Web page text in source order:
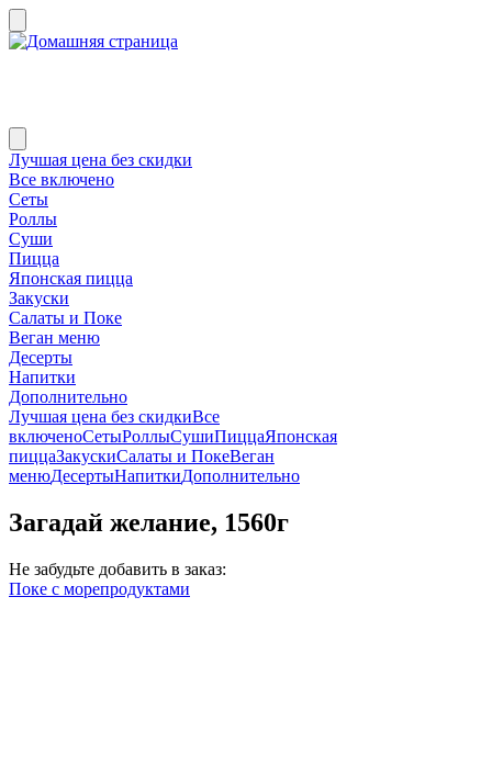
Лучшая цена без скидки
Все включено
Сеты
Роллы
Суши
Пицца
Японская пицца
Закуски
Салаты и Поке
Веган меню
Десерты
Напитки
Дополнительно
Лучшая цена без скидкиВсе
включеноСетыРоллыСушиПиццаЯпонская
пиццаЗакускиСалаты и ПокеВеган
менюДесертыНапиткиДополнительно
Загадай желание, 1560г
Не забудьте добавить в заказ:
Поке с морепродуктами